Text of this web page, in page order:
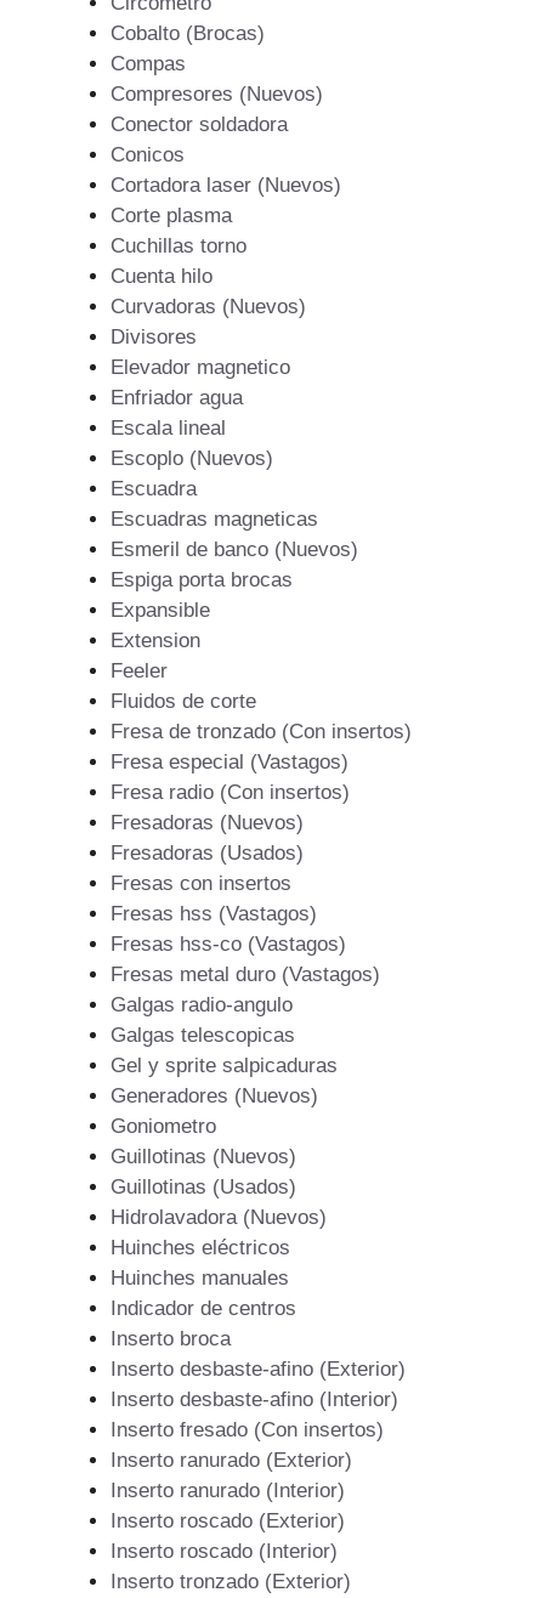
Cobalto (Brocas)
Compas
Compresores (Nuevos)
Conector soldadora
Conicos
Cortadora laser (Nuevos)
Corte plasma
Cuchillas torno
Cuenta hilo
Curvadoras (Nuevos)
Divisores
Elevador magnetico
Enfriador agua
Escala lineal
Escoplo (Nuevos)
Escuadra
Escuadras magneticas
Esmeril de banco (Nuevos)
Espiga porta brocas
Expansible
Extension
Feeler
Fluidos de corte
Fresa de tronzado (Con insertos)
Fresa especial (Vastagos)
Fresa radio (Con insertos)
Fresadoras (Nuevos)
Fresadoras (Usados)
Fresas con insertos
Fresas hss (Vastagos)
Fresas hss-co (Vastagos)
Fresas metal duro (Vastagos)
Galgas radio-angulo
Galgas telescopicas
Gel y sprite salpicaduras
Generadores (Nuevos)
Goniometro
Guillotinas (Nuevos)
Guillotinas (Usados)
Hidrolavadora (Nuevos)
Huinches eléctricos
Huinches manuales
Indicador de centros
Inserto broca
Inserto desbaste-afino (Exterior)
Inserto desbaste-afino (Interior)
Inserto fresado (Con insertos)
Inserto ranurado (Exterior)
Inserto ranurado (Interior)
Inserto roscado (Exterior)
Inserto roscado (Interior)
Inserto tronzado (Exterior)